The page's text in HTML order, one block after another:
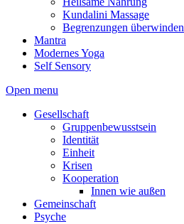
Kundalini Massage
Begrenzungen überwinden
Mantra
Modernes Yoga
Self Sensory
Open menu
Gesellschaft
Gruppenbewusstsein
Identität
Einheit
Krisen
Kooperation
Innen wie außen
Gemeinschaft
Psyche